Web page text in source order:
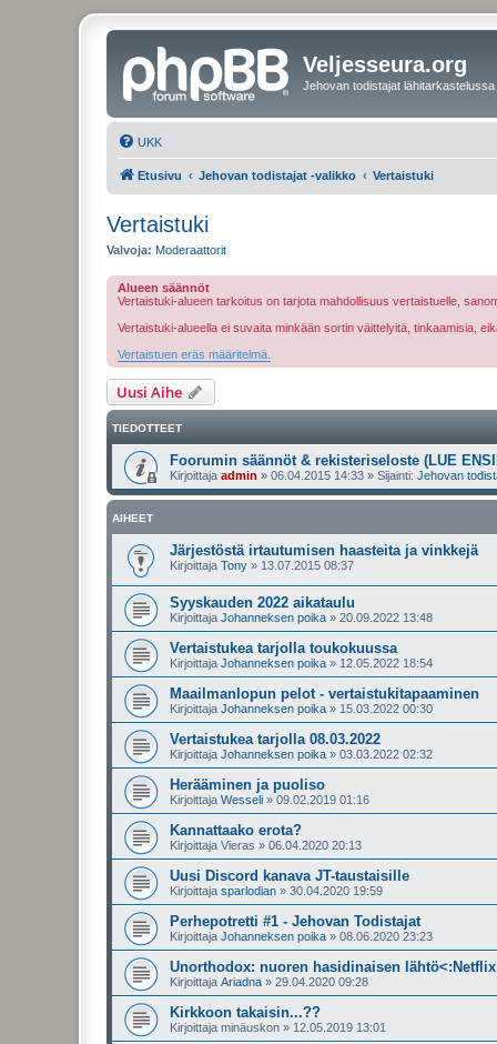
Veljesseura.org
Jehovan todistajat lähitarkastelussa
UKK
Etusivu Jehovan todistajat -valikko Vertaistuki
Vertaistuki
Valvoja: Moderaattorit
Alueen säännöt
Vertaistuki-alueen tarkoitus on tarjota mahdollisuus vertaistuelle,
Vertaistuki-alueella ei suvaita minkään sortin väittelyitä, tinkaamisia,
Vertaistuen eräs määritelmä.
Uusi Aihe
TIEDOTTEET
Foorumin säännöt & rekisteriseloste (LUE
Kirjoittaja admin » 06.04.2015 14:33 » Sijainti: Jehovan
AIHEET
Järjestöstä irtautumisen haasteita ja vinkkejä
Kirjoittaja Tony » 13.07.2015 08:37
Syyskauden 2022 aikataulu
Kirjoittaja Johanneksen poika » 20.09.2022 13:48
Vertaistukea tarjolla toukokuussa
Kirjoittaja Johanneksen poika » 12.05.2022 18:54
Maailmanlopun pelot - vertaistukitapaaminen
Kirjoittaja Johanneksen poika » 15.03.2022 00:30
Vertaistukea tarjolla 08.03.2022
Kirjoittaja Johanneksen poika » 03.03.2022 02:32
Herääminen ja puoliso
Kirjoittaja Wesseli » 09.02.2019 01:16
Kannattaako erota?
Kirjoittaja Vieras » 06.04.2020 20:13
Uusi Discord kanava JT-taustaisille
Kirjoittaja sparlodian » 30.04.2020 19:59
Perhepotretti #1 - Jehovan Todistajat
Kirjoittaja Johanneksen poika » 08.06.2020 23:23
Unorthodox: nuoren hasidinaisen lähtö<:Netflix
Kirjoittaja Ariadna » 29.04.2020 09:28
Kirkkoon takaisin...??
Kirjoittaja minäuskon » 12.05.2019 13:01